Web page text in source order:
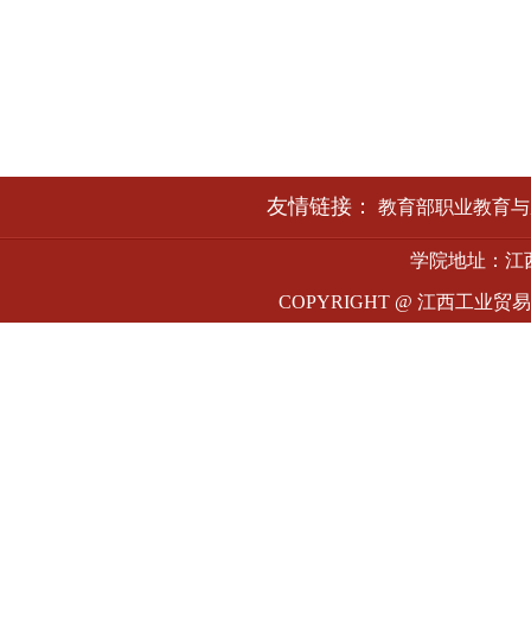
友情链接： 教育部职业教育
学院地址：江
COPYRIGHT @ 江西工业贸